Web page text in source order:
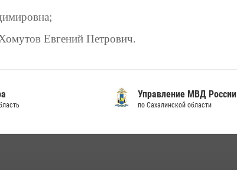
Евгений Петрович.
Управление МВД России
по Сахалинской области